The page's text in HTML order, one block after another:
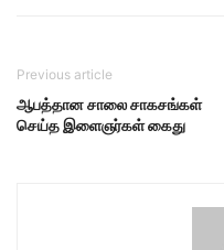
Previous article
ஆபத்தான சாலை சாகசங்கள்
செய்த இளைஞர்கள் கைது